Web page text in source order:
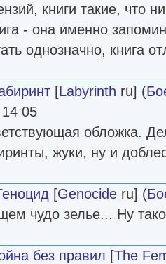
книги такие, что
- она именно
однозначно, книга
[Labyrinth ru] (
05
обложка.
жуки, ну и
[Genocide ru] (
чудо зелье... Ну
без правил [The